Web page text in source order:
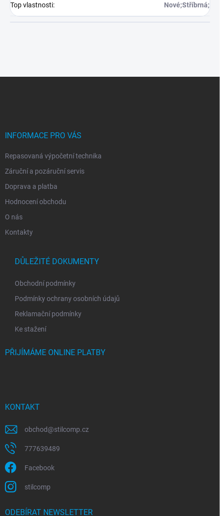
Top vlastnosti: Nové;Stříbrná;
INFORMACE PRO VÁS
Repasovaná výpočetní technika
Záruční a pozáruční servis
Doprava a platba
Hodnocení obchodu
O nás
Kontakty
DŮLEŽITÉ DOKUMENTY
Obchodní podmínky
Podmínky ochrany osobních údajů
Reklamační podmínky
Ke stažení
PŘIJÍMÁME ONLINE PLATBY
KONTAKT
obchod@stilcomp.cz
777639489
Facebook
stilcomp
ODEBÍRAT NEWSLETTER